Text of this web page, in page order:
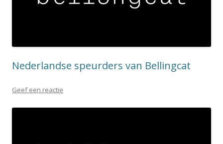
Nederlandse speurders van Bellingcat
Geef een reactie